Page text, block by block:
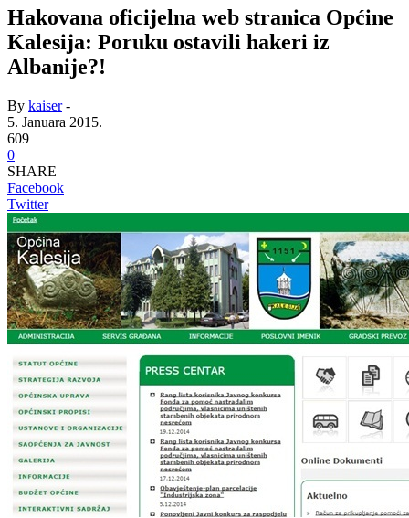
Hakovana oficijelna web stranica Općine
Kalesija: Poruku ostavili hakeri iz
Albanije?!
By kaiser-
5. Januara 2015.
609
0
SHARE
Facebook
Twitter